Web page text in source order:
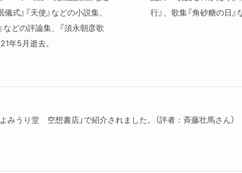
式』『天使』などの小説集、
などの評論集、『須永朝彦歌
年5月逝去。
行』、歌集『角砂糖の日』
みうり堂 空想書店」で紹介されました。（評者：斉藤壮馬さん）